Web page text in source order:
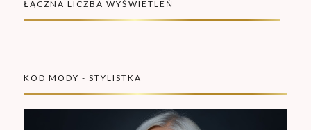
ŁĄCZNA LICZBA WYŚWIETLEŃ
KOD MODY - STYLISTKA